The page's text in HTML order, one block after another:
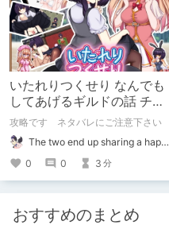
いたれりつくせり なんでも
してあげるギルドの話 チャ
ート
攻略です ネタバレにご注意下さい
The two end up sharing a happy kiss【二人は幸せな接吻をして終了】
0
0 3 分
おすすめのまとめ